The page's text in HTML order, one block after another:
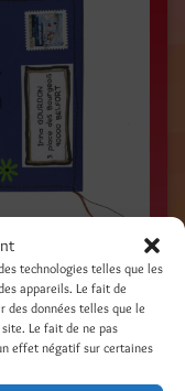
technologies telles que les
appareils. Le fait de
des données telles que le
Le fait de ne pas
effet négatif sur certaines
!
/